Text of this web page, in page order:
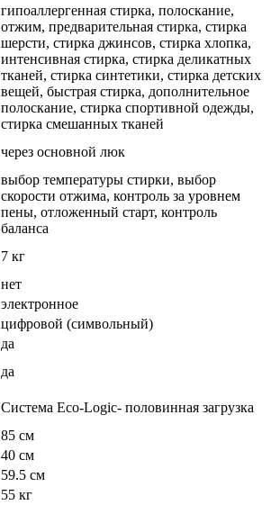
гипоаллергенная стирка, полоскание,
отжим, предварительная стирка, стирка
шерсти, стирка джинсов, стирка хлопка,
интенсивная стирка, стирка деликатных
тканей, стирка синтетики, стирка детских
вещей, быстрая стирка, дополнительное
полоскание, стирка спортивной одежды,
стирка смешанных тканей
через основной люк
выбор температуры стирки, выбор
скорости отжима, контроль за уровнем
пены, отложенный старт, контроль
баланса
7 кг
нет
электронное
цифровой (символьный)
да
да
Система Eco-Logic- половинная загрузка
85 см
40 см
59.5 см
55 кг